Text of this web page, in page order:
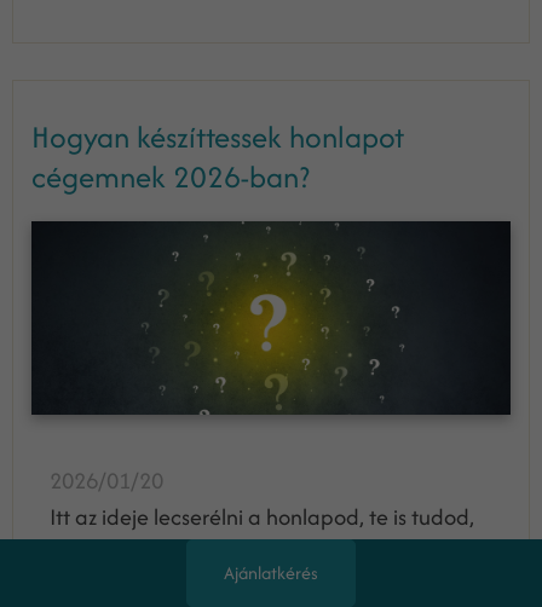
Hogyan készíttessek honlapot
cégemnek 2026-ban?
2026/01/20
Itt az ideje lecserélni a honlapod, te is tudod,
új honlapnak 2026-ban, milyen trendek
Ajánlatkérés